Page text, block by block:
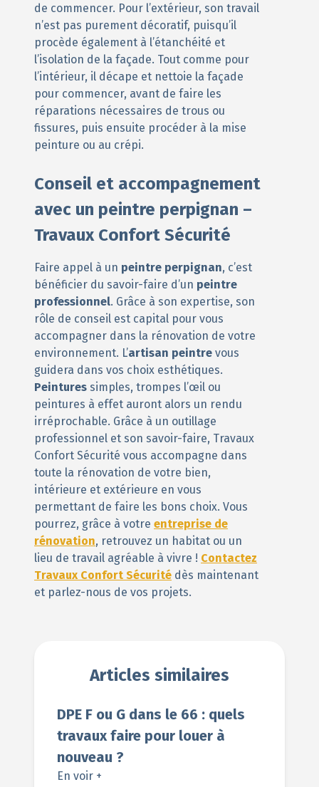
de commencer. Pour l’extérieur, son travail
n’est pas purement décoratif, puisqu’il
procède également à l’étanchéité et
l’isolation de la façade. Tout comme pour
l’intérieur, il décape et nettoie la façade
pour commencer, avant de faire les
réparations nécessaires de trous ou
fissures, puis ensuite procéder à la mise
peinture ou au crépi.
Conseil et accompagnement
avec un peintre perpignan –
Travaux Confort Sécurité
Faire appel à un peintre perpignan, c’est
bénéficier du savoir-faire d’un peintre
professionnel. Grâce à son expertise, son
rôle de conseil est capital pour vous
accompagner dans la rénovation de votre
environnement. L’artisan peintre vous
guidera dans vos choix esthétiques.
Peintures simples, trompes l’œil ou
peintures à effet auront alors un rendu
irréprochable. Grâce à un outillage
professionnel et son savoir-faire, Travaux
Confort Sécurité vous accompagne dans
toute la rénovation de votre bien,
intérieure et extérieure en vous
permettant de faire les bons choix. Vous
pourrez, grâce à votre entreprise de
rénovation, retrouvez un habitat ou un
lieu de travail agréable à vivre ! Contactez
Travaux Confort Sécurité dès maintenant
et parlez-nous de vos projets.
Articles similaires
DPE F ou G dans le 66 : quels
travaux faire pour louer à
nouveau ?
En voir +